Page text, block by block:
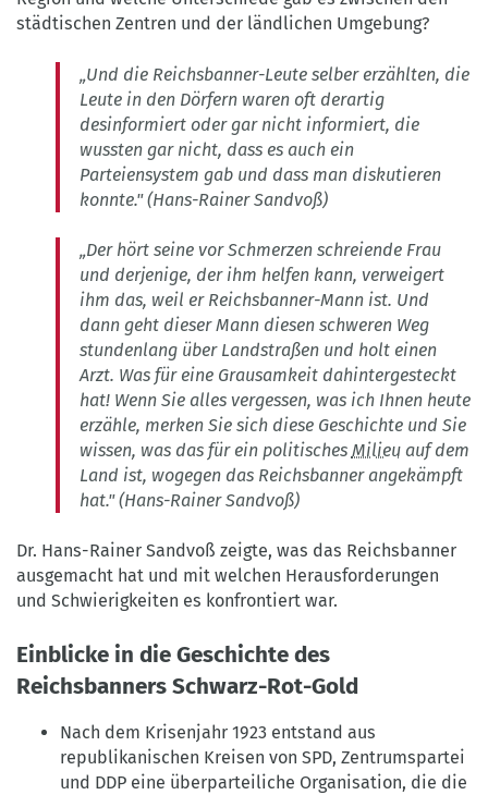
städtischen Zentren und der ländlichen Umgebung?
„Und die Reichsbanner-Leute selber erzählten, die
Leute in den Dörfern waren oft derartig
desinformiert oder gar nicht informiert, die
wussten gar nicht, dass es auch ein
Parteiensystem gab und dass man diskutieren
konnte." (Hans-Rainer Sandvoß)
„Der hört seine vor Schmerzen schreiende Frau
und derjenige, der ihm helfen kann, verweigert
ihm das, weil er Reichsbanner-Mann ist. Und
dann geht dieser Mann diesen schweren Weg
stundenlang über Landstraßen und holt einen
Arzt. Was für eine Grausamkeit dahintergesteckt
hat! Wenn Sie alles vergessen, was ich Ihnen heute
erzähle, merken Sie sich diese Geschichte und Sie
wissen, was das für ein politisches Milieuauf dem
Land ist, wogegen das Reichsbanner angekämpft
hat." (Hans-Rainer Sandvoß)
Dr. Hans-Rainer Sandvoß zeigte, was das Reichsbanner
ausgemacht hat und mit welchen Herausforderungen
und Schwierigkeiten es konfrontiert war.
Einblicke in die Geschichte des
Reichsbanners Schwarz-Rot-Gold
Nach dem Krisenjahr 1923 entstand aus
republikanischen Kreisen von SPD, Zentrumspartei
und DDP eine überparteiliche Organisation, die die